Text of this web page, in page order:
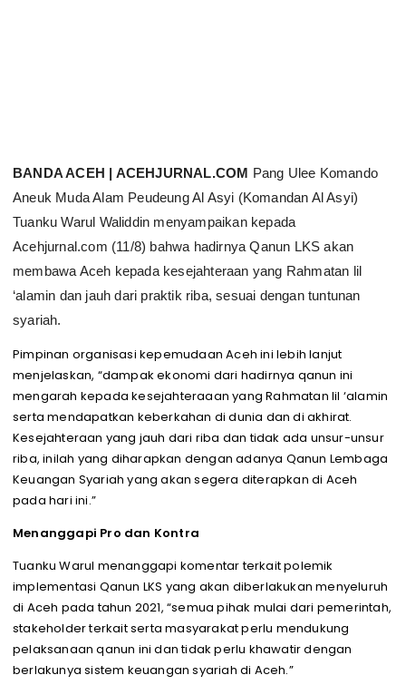
BANDA ACEH | ACEHJURNAL.COM Pang Ulee Komando
Aneuk Muda Alam Peudeung Al Asyi (Komandan Al Asyi)
Tuanku Warul Waliddin menyampaikan kepada
Acehjurnal.com (11/8) bahwa hadirnya Qanun LKS akan
membawa Aceh kepada kesejahteraan yang Rahmatan lil
‘alamin dan jauh dari praktik riba, sesuai dengan tuntunan
syariah.
Pimpinan organisasi kepemudaan Aceh ini lebih lanjut
menjelaskan, “dampak ekonomi dari hadirnya qanun ini
mengarah kepada kesejahteraaan yang Rahmatan lil ‘alamin
serta mendapatkan keberkahan di dunia dan di akhirat.
Kesejahteraan yang jauh dari riba dan tidak ada unsur-unsur
riba, inilah yang diharapkan dengan adanya Qanun Lembaga
Keuangan Syariah yang akan segera diterapkan di Aceh
pada hari ini.”
Menanggapi Pro dan Kontra
Tuanku Warul menanggapi komentar terkait polemik
implementasi Qanun LKS yang akan diberlakukan menyeluruh
di Aceh pada tahun 2021, “semua pihak mulai dari pemerintah,
stakeholder terkait serta masyarakat perlu mendukung
pelaksanaan qanun ini dan tidak perlu khawatir dengan
berlakunya sistem keuangan syariah di Aceh.”